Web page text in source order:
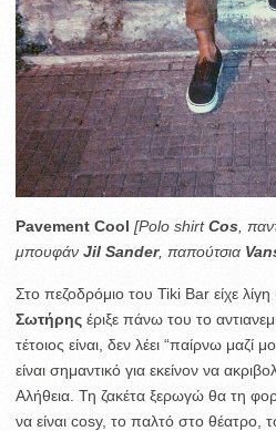
Pavement Cool [Polo shirtCos ,
μπουφάν Jil Sander, παπούτσια
Στο πεζοδρόμιο του Tiki Bar είχε
Σωτήρης έριξε πάνω του το
τέτοιος είναι, δεν λέει “παίρνω μαζί
είναι σημαντικό για εκείνον να
Αλήθεια. Τη ζακέτα ξερωγώ θα τη
να είναι cosy, το παλτό στο θέατρο,